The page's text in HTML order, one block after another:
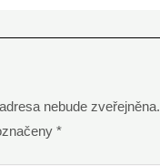
nebude zveřejněna.
*